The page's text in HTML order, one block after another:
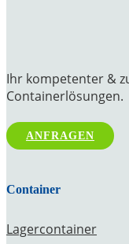
Ihr kompetenter &
Containerlösungen.
ANFRAGEN
Container
Lagercontainer